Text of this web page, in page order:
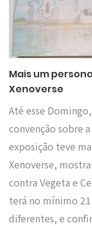
Mais um
Xenoverse
Até esse
convenção sobre
exposição teve
Xenoverse,
contra Vegeta e
terá no mínimo 21
diferentes, e